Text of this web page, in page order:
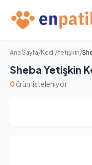
Ana Sayfa/Kedi/Yetişkin/
Sheba Yetişkin
0 ürün listeleniyor